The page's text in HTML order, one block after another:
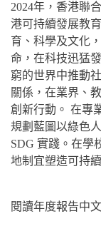
2024年，香港聯
港可持續發展教
育、科學及文化
命，在科技迅猛
窮的世界中推動
關係，在業界、
創新行動。 在專
規劃藍圖以綠色
SDG 實踐。在學
地制宜塑造可持
閱讀年度報告中